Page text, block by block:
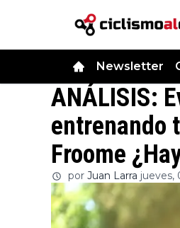
Newsletter
ANÁLISIS:
entrenando
Froome
por Juan Larra jueves,